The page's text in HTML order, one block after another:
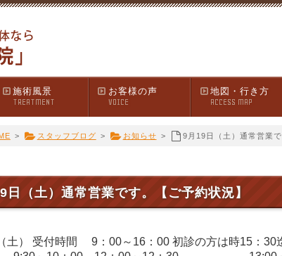
施術風景
TREATMENT
お客様の声
VOICE
地図・行き方
ACCESS MAP
> スタッフブログ > お知らせ > 9月19日（土）通常営業
日（土）通常営業です。【ご予約状況】
土） 受付時間 9：00～16：00 初診の方は時15：30